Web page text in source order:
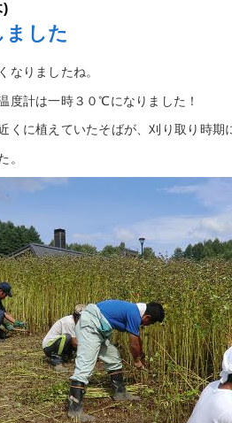
)
ました
なりましたね。
度計は一時３０℃になりました！
くに植えていたそばが、刈り取り時期
。